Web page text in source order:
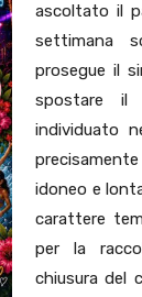
ascoltato il
settimana
prosegue il
spostare il
individuato
idoneo e
carattere
per la
chiusura del